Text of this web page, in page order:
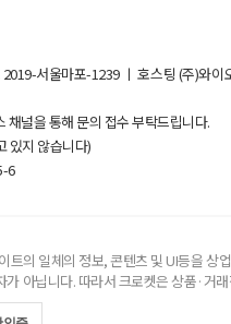
서울마포-1239 ㅣ 호스팅 (주)와이
널을 통해 문의 접수 부탁드립니다.
있지 않습니다)
6
트의 일체의 정보, 콘텐츠 및 UI등을 상
아닙니다. 따라서 크로켓은 상품·거